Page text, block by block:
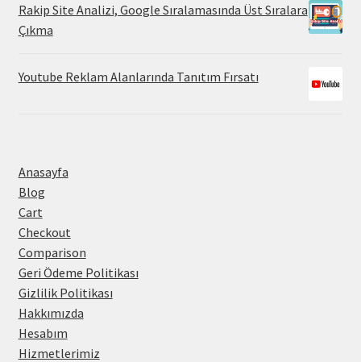
Rakip Site Analizi, Google Sıralamasında Üst Sıralara
Çıkma
Youtube Reklam Alanlarında Tanıtım Fırsatı
Anasayfa
Blog
Cart
Checkout
Comparison
Geri Ödeme Politikası
Gizlilik Politikası
Hakkımızda
Hesabım
Hizmetlerimiz